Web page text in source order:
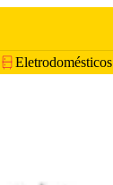
Eletrodomésticos